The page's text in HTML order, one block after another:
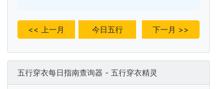
<< 上一月 今日五行 下一月 >>
五行穿衣每日指南查询器 - 五行穿衣精灵